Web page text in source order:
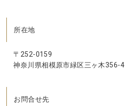
所在地
〒252-0159
神奈川県相模原市緑区三ヶ木356-4
お問合せ先